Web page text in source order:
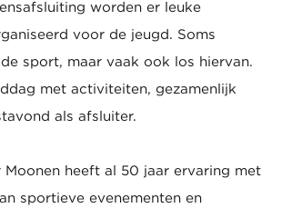
worden er leuke
voor de jeugd. Soms
sport, maar vaak ook los hiervan.
met activiteiten, gezamenlijk
als afsluiter.
heeft al 50 jaar ervaring met
sportieve evenementen en